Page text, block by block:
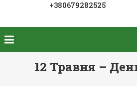
+380679282525
12 Травня –